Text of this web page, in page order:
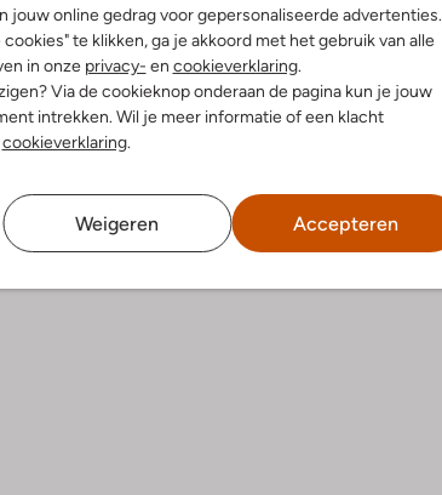
jouw online gedrag voor gepersonaliseerde advertenties.
te klikken, ga je akkoord met het gebruik van alle
in onze privacy- en cookieverklaring.
Via de cookieknop onderaan de pagina kun je jouw
intrekken. Wil je meer informatie of een klacht
cookieverklaring.
Weigeren Accepteren
Ontdek de look
Product informatie